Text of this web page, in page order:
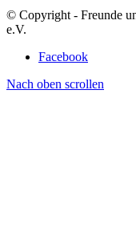
© Copyright - Freunde
e.V.
Facebook
Nach oben scrollen